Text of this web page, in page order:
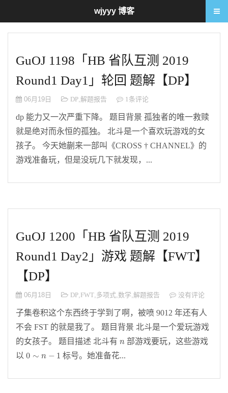
GuOJ 1198「HB 省队互测 2019
Round1 Day1」轮回 题解【DP】
06月19日 DP,解题报告 1条评论
dp 能力又一次严重下降。 题目背景 孤独者的唯一救赎
就是绝对而永恒的孤独。 北斗是一个喜欢玩游戏的女
孩子。 今天她蒯来一部叫《CROSS † CHANNEL》的
游戏准备玩，但是没玩几下就发现，...
GuOJ 1200「HB 省队互测 2019
Round1 Day2」游戏 题解【FWT】
【DP】
06月18日 DP,FWT,多项式,数学,解题报告 没有评论
子集卷积这个东西终于学到了啊，被喷 9012 年还有人
不会 FST 的就是我了。 题目背景 北斗是一个爱玩游戏
的女孩子。 题目描述 北斗有 n
n 部游戏要玩，这些游戏
以 0 ∼ n − 1
0 −1 标号。她准备花...
wjyyy 博客